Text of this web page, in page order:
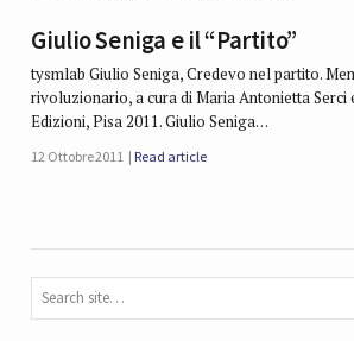
Giulio Seniga e il “Partito”
tysmlab Giulio Seniga, Credevo nel partito.
rivoluzionario, a cura di Maria Antonietta Serci
Edizioni, Pisa 2011. Giulio Seniga…
12 Ottobre 2011 Read article